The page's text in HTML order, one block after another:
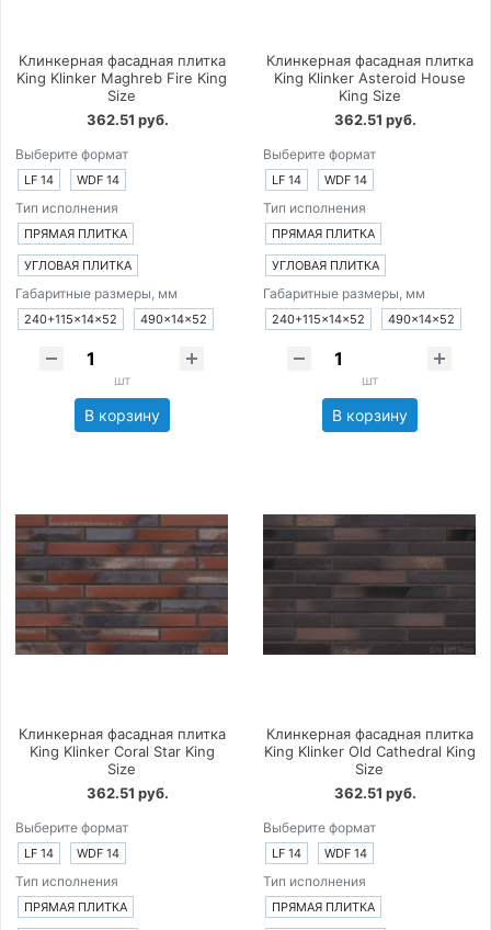
Клинкерная фасадная плитка
King Klinker Maghreb Fire King
Size
362.51 руб.
Выберите формат
LF 14 WDF 14
Тип исполнения
ПРЯМАЯ ПЛИТКА
УГЛОВАЯ ПЛИТКА
Габаритные размеры, мм
240+115×14×52 490×14×52
шт
В корзину
Клинкерная фасадная плитка
King Klinker Asteroid House
King Size
362.51 руб.
Выберите формат
LF 14 WDF 14
Тип исполнения
ПРЯМАЯ ПЛИТКА
УГЛОВАЯ ПЛИТКА
Габаритные размеры, мм
240+115×14×52 490×14×52
шт
В корзину
Клинкерная фасадная плитка
King Klinker Coral Star King
Size
362.51 руб.
Выберите формат
LF 14 WDF 14
Тип исполнения
ПРЯМАЯ ПЛИТКА
Клинкерная фасадная плитка
King Klinker Old Cathedral King
Size
362.51 руб.
Выберите формат
LF 14 WDF 14
Тип исполнения
ПРЯМАЯ ПЛИТКА